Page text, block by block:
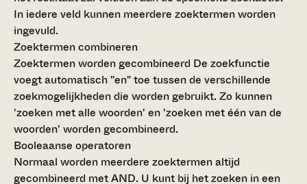
In iedere veld kunnen meerdere zoektermen worden
ingevuld.
Zoektermen combineren
Zoektermen worden gecombineerd De zoekfunctie
voegt automatisch "en" toe tussen de verschillende
zoekmogelijkheden die worden gebruikt. Zo kunnen
'zoeken met alle woorden' en 'zoeken met één van de
woorden' worden gecombineerd.
Booleaanse operatoren
Normaal worden meerdere zoektermen altijd
gecombineerd met AND. U kunt bij het zoeken in een